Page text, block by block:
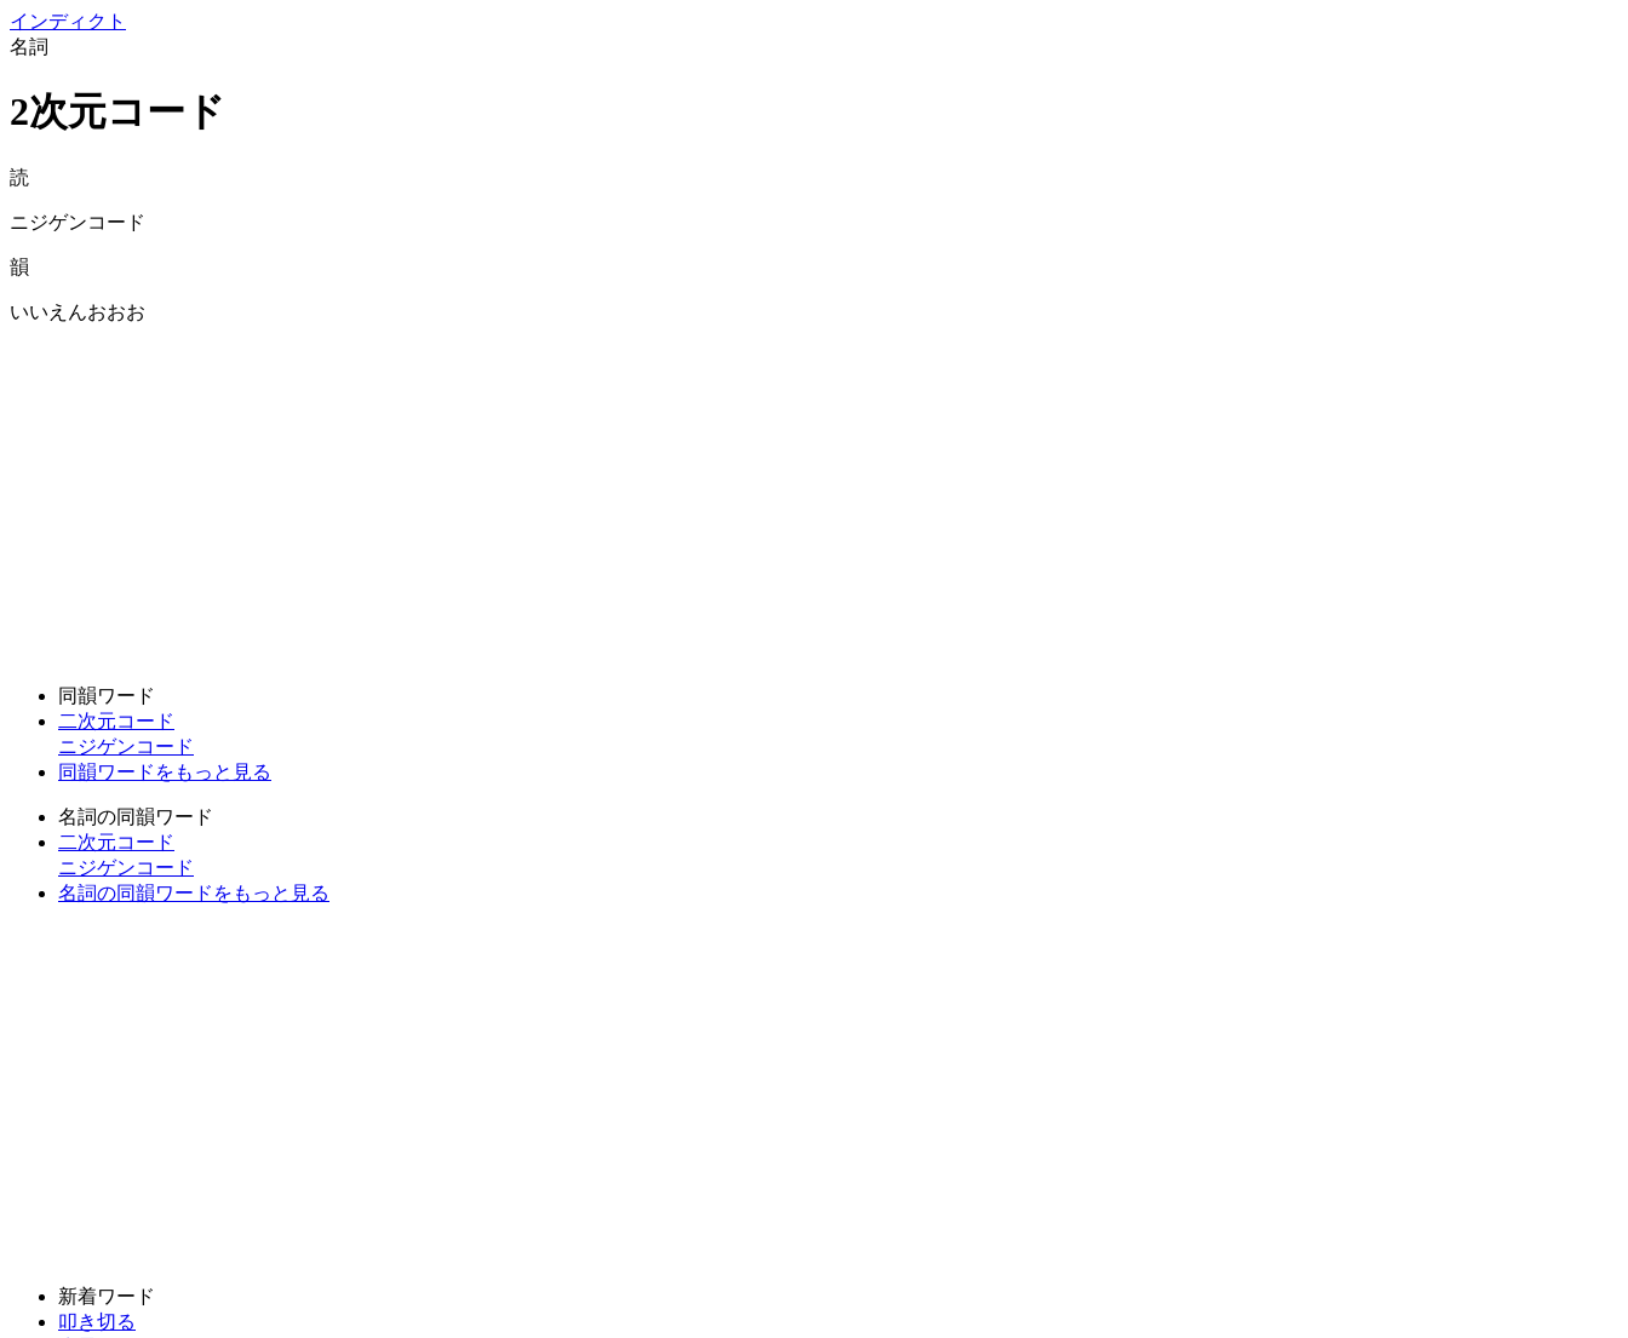
インディクト
名詞
2次元コード
読
ニジゲンコード
韻
いいえんおおお
同韻ワード
二次元コード
ニジゲンコード
同韻ワードをもっと見る
名詞の同韻ワード
二次元コード
ニジゲンコード
名詞の同韻ワードをもっと見る
新着ワード
叩き切る